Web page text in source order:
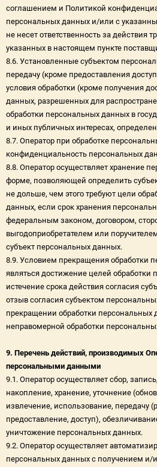
соглашением и Политикой
персональных данных и/или с
не несет ответственность за действия
указанных в настоящем пункте
8.6. Установленные субъектом
передачу (кроме предоставления
условия обработки (кроме получения
данных, разрешенных для
обработки персональных данных в
и иных публичных интересах,
8.7. Оператор при обработке
конфиденциальность персональных
8.8. Оператор осуществляет хранение
форме, позволяющей определить
не дольше, чем этого требуют цели
данных, если срок хранения
федеральным законом, договором,
выгодоприобретателем или
субъект персональных данных.
8.9. Условием прекращения обработки
являться достижение целей обработки
истечение срока действия согласия
отзыв согласия субъектом
прекращении обработки персональных
неправомерной обработки
9. Перечень действий, производимых
персональными данными
9.1. Оператор осуществляет сбор,
накопление, хранение, уточнение
извлечение, использование, передачу
предоставление, доступ),
уничтожение персональных данных.
9.2. Оператор осуществляет
персональных данных с получением и/